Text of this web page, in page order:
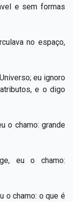
e sem formas
no espaço,
eu ignoro
e o digo
o chamo: grande
eu o chamo:
o chamo: o que é